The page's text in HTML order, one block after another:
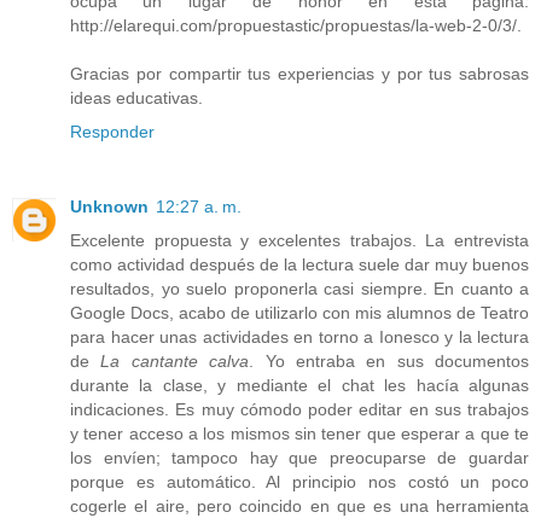
http://elarequi.com/propuestastic/propuestas/la-web-2-0/3/.
Gracias por compartir tus experiencias y por tus sabrosas
ideas educativas.
Responder
Unknown 12:27 a. m.
Excelente propuesta y excelentes trabajos. La entrevista
como actividad después de la lectura suele dar muy buenos
resultados, yo suelo proponerla casi siempre. En cuanto a
Google Docs, acabo de utilizarlo con mis alumnos de Teatro
para hacer unas actividades en torno a Ionesco y la lectura
deLa cantante calva . Yo entraba en sus documentos
durante la clase, y mediante el chat les hacía algunas
indicaciones. Es muy cómodo poder editar en sus trabajos
y tener acceso a los mismos sin tener que esperar a que te
los envíen; tampoco hay que preocuparse de guardar
porque es automático. Al principio nos costó un poco
cogerle el aire, pero coincido en que es una herramienta